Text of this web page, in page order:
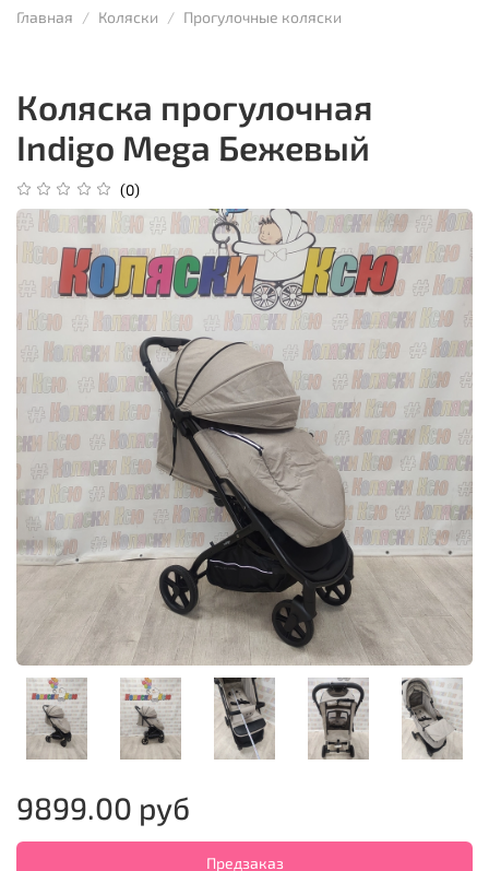
Главная Коляски Прогулочные коляски
Коляска прогулочная
Indigo Mega Бежевый
(0)
9899.00 руб
Предзаказ